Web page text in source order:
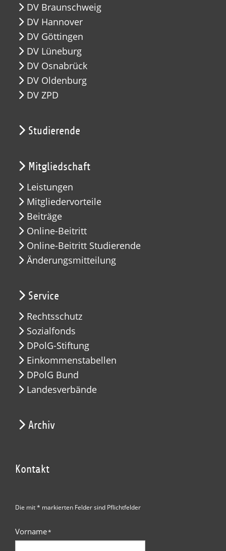
DV Braunschweig
DV Hannover
DV Göttingen
DV Lüneburg
DV Osnabrück
DV Oldenburg
DV ZPD
Studierende
Mitgliedschaft
Leistungen
Mitgliedervorteile
Beiträge
Online-Beitritt
Online-Beitritt Studierende
Änderungsmitteilung
Service
Rechtsschutz
Sozialfonds
DPolG-Stiftung
Einkommenstabellen
DPolG Bund
Landesverbände
Archiv
Kontakt
Die mit * markierten Felder sind Pflichtfelder
Vorname*